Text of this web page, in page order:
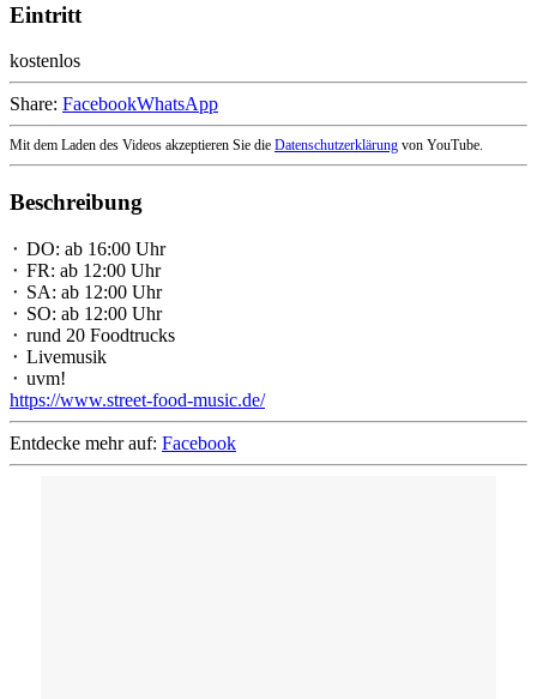
Eintritt
kostenlos
Share: FacebookWhatsApp
Mit dem Laden des Videos akzeptieren Sie die Datenschutzerklärung von YouTube.
Beschreibung
⬝ DO: ab 16:00 Uhr
⬝ FR: ab 12:00 Uhr
⬝ SA: ab 12:00 Uhr
⬝ SO: ab 12:00 Uhr
⬝ rund 20 Foodtrucks
⬝ Livemusik
⬝ uvm!
https://www.street-food-music.de/
Entdecke mehr auf: Facebook